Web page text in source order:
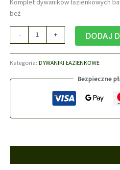
Komplet dywaników łazienkowych
beż
-
Komplet
dywaników
łazienkowych
+ DODAJ
Kategoria: DYWANIKI ŁAZIENKOWE
Bezpieczne